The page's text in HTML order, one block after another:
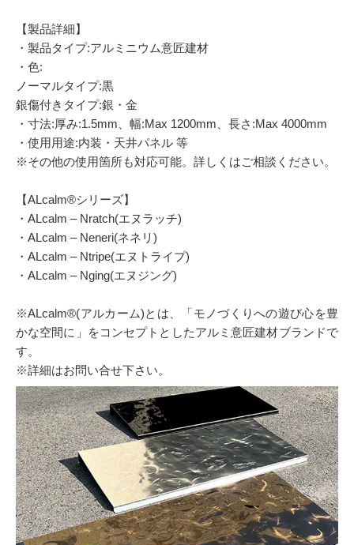
【製品詳細】
・製品タイプ:アルミニウム意匠建材
・色:
ノーマルタイプ:黒
銀傷付きタイプ:銀・金
・寸法:厚み:1.5mm、幅:Max 1200mm、長さ:Max 4000mm
・使用用途:内装・天井パネル 等
※その他の使用箇所も対応可能。詳しくはご相談ください。
【ALcalm®シリーズ】
・ALcalm – Nratch(エヌラッチ)
・ALcalm – Neneri(ネネリ)
・ALcalm – Ntripe(エヌトライプ)
・ALcalm – Nging(エヌジング)
※ALcalm®(アルカーム)とは、「モノづくりへの遊び心を豊
かな空間に」をコンセプトとしたアルミ意匠建材ブランドで
す。
※詳細はお問い合せ下さい。